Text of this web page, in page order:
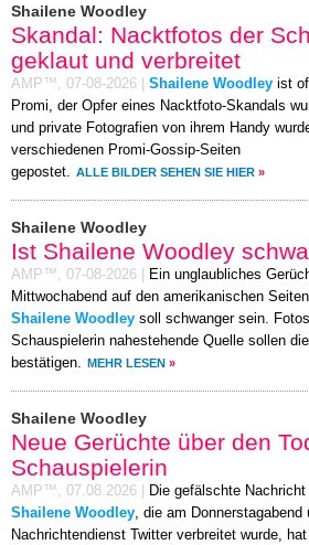
Shailene Woodley
Skandal: Nacktfotos der
geklaut und verbreitet
AMP™, 07-08-2026 Shailene Woodley ist
Promi, der Opfer eines Nacktfoto-Skandals
und private Fotografien von ihrem Handy
verschiedenen Promi-Gossip-Seiten
gepostet.
ALLE BILDER SEHEN SIE HIER »
Shailene Woodley
Ist Shailene Woodley
AMP™, 07-08-2026
Ein unglaubliches
Mittwochabend auf den amerikanischen
Shailene Woodley soll schwanger sein.
Schauspielerin nahestehende Quelle sollen
bestätigen.
MEHR LESEN »
Shailene Woodley
Neue Gerüchte über den
Schauspielerin
AMP™, 07.08.2026
Die gefälschte
Shailene Woodley , die am Donnerstagabend
Nachrichtendienst Twitter verbreitet wurde,